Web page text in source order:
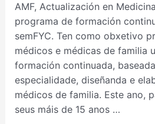
AMF, Actualización en
programa de formación
semFYC. Ten como obxetivo
médicos e médicas de familia
formación continuada,
especialidade, diseñanda e
médicos de familia. Este ano,
seus máis de 15 anos …